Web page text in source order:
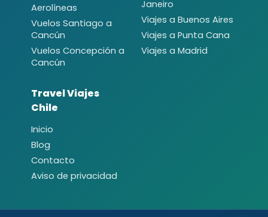
Aerolíneas
Vuelos Santiago a
Cancún
Vuelos Concepción a
Cancún
Janeiro
Viajes a Buenos Aires
Viajes a Punta Cana
Viajes a Madrid
Travel Viajes
Chile
Inicio
Blog
Contacto
Aviso de privacidad